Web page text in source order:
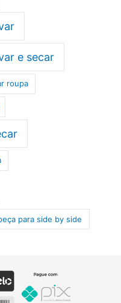
e secar
roupa
para side by side